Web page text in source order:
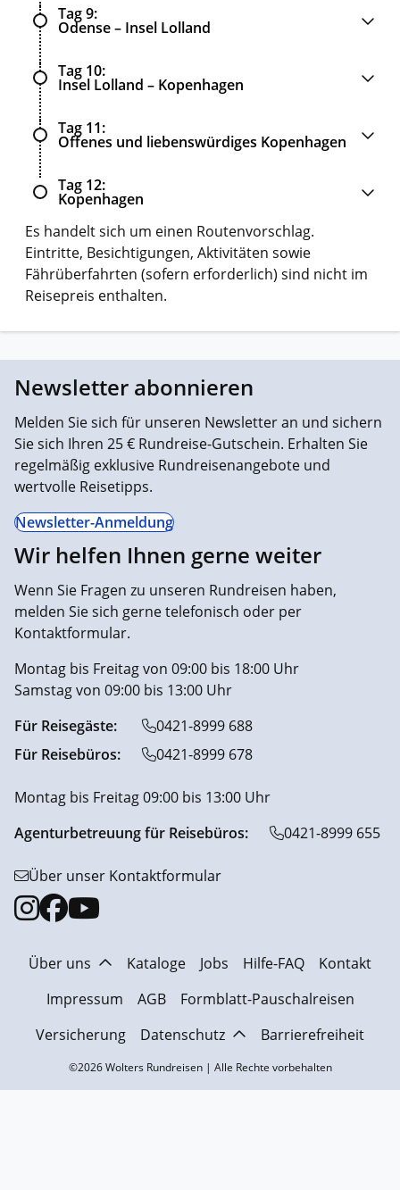
Tag 9
Odense – Insel Lolland
Tag 10
Insel Lolland – Kopenhagen
Tag 11
Offenes und liebenswürdiges Kopenhagen
Tag 12
Kopenhagen
Es handelt sich um einen Routenvorschlag.
Eintritte, Besichtigungen, Aktivitäten sowie
Fährüberfahrten (sofern erforderlich) sind nicht im
Reisepreis enthalten.
Newsletter abonnieren
Melden Sie sich für unseren Newsletter an und sichern
Sie sich Ihren 25 € Rundreise-Gutschein. Erhalten Sie
regelmäßig exklusive Rundreisenangebote und
wertvolle Reisetipps.
Newsletter-Anmeldung
Wir helfen Ihnen gerne weiter
Wenn Sie Fragen zu unseren Rundreisen haben,
melden Sie sich gerne telefonisch oder per
Kontaktformular.
Montag bis Freitag von 09:00 bis 18:00 Uhr
Samstag von 09:00 bis 13:00 Uhr
Für Reisegäste:
0421-8999 688
Für Reisebüros:
0421-8999 678
Montag bis Freitag 09:00 bis 13:00 Uhr
Agenturbetreuung für Reisebüros:
0421-8999 655
Über unser Kontaktformular
Über uns Kataloge Jobs Hilfe-FAQ
Kontakt
Impressum
AGB
Formblatt-Pauschalreisen
Versicherung
Datenschutz Barrierefreiheit
©2026 Wolters Rundreisen | Alle Rechte vorbehalten